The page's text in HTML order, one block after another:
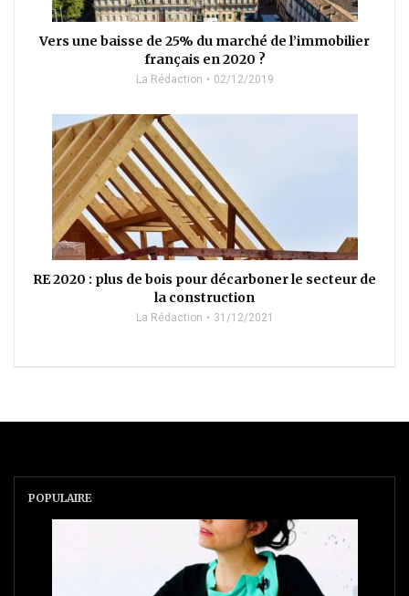
Vers une baisse de 25% du marché de l’immobilier
français en 2020 ?
La Rédaction 02/12/2019
RE 2020 : plus de bois pour décarboner le secteur de
la construction
La Rédaction 31/12/2021
POPULAIRE